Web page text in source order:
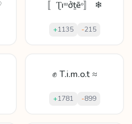
〚Ʈıᵚởṯēᵒ〛 ❄
+1135 -215
✊ T.i.m.o.t ≈
+1781 -899